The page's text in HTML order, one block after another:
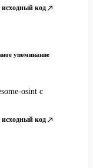
код
упоминание
osint с
код